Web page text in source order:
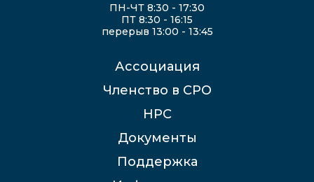
ПН-ЧТ 8:30 - 17:30
ПТ 8:30 - 16:15
перерыв 13:00 - 13:45
Ассоциация
Членство в СРО
НРС
Документы
Поддержка